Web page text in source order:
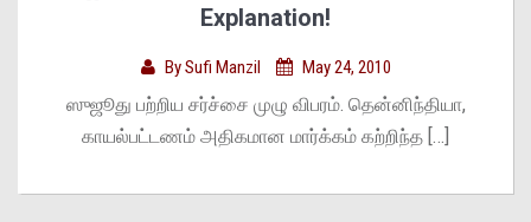
Explanation!
BySufi Manzil May 24, 2010
ஸுஜூது பற்றிய சர்ச்சை முழு விபரம். தென்னிந்தியா,
காயல்பட்டணம் அதிகமான மார்க்கம் கற்றிந்த […]